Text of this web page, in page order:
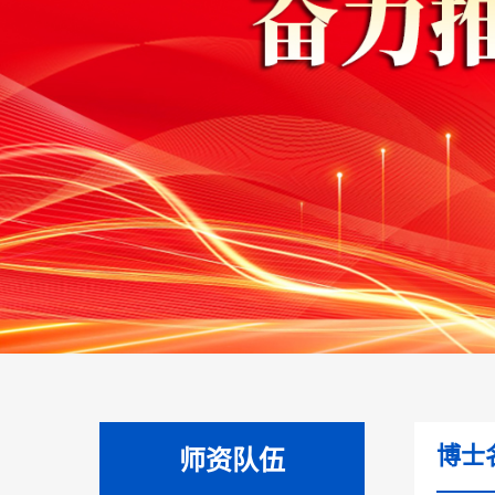
师资队伍 博士